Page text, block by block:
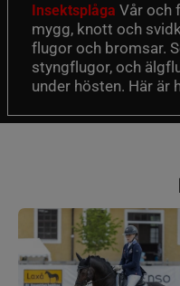
Insektsplåga Vår och
mygg, knott och
flugor och bromsar.
styngflugor, och
under hösten. Här är